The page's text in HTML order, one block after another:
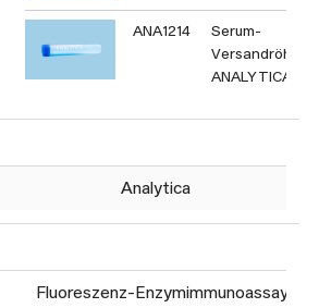
ANA1214
Serum-
ANALYTICA
Analytica
Fluoreszenz-Enzymimmunoassay